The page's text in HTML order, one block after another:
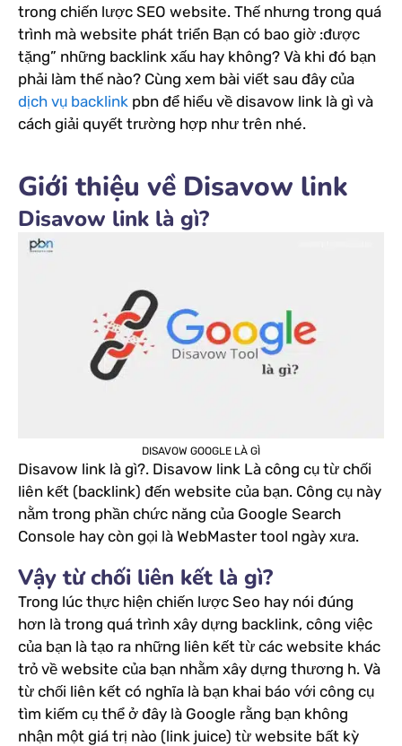
trong chiến lược SEO website. Thế nhưng trong quá
trình mà website phát triển Bạn có bao giờ :được
tặng” những backlink xấu hay không? Và khi đó bạn
phải làm thế nào? Cùng xem bài viết sau đây của
dịch vụ backlink pbn để hiểu về disavow link là gì và
cách giải quyết trường hợp như trên nhé.
Giới thiệu về Disavow link
Disavow link là gì?
DISAVOW GOOGLE LÀ GÌ
Disavow link là gì?. Disavow link Là công cụ từ chối
liên kết (backlink) đến website của bạn. Công cụ này
nằm trong phần chức năng của Google Search
Console hay còn gọi là WebMaster tool ngày xưa.
Vậy từ chối liên kết là gì?
Trong lúc thực hiện chiến lược Seo hay nói đúng
hơn là trong quá trình xây dựng backlink, công việc
của bạn là tạo ra những liên kết từ các website khác
trỏ về website của bạn nhằm xây dựng thương h. Và
từ chối liên kết có nghĩa là bạn khai báo với công cụ
tìm kiếm cụ thể ở đây là Google rằng bạn không
nhận một giá trị nào (link juice) từ website bất kỳ